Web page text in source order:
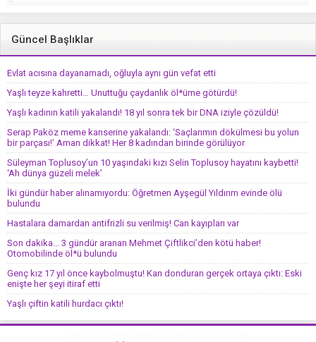
Güncel Başlıklar
Evlat acısına dayanamadı, oğluyla aynı gün vefat etti
Yaşlı teyze kahretti… Unuttuğu çaydanlık öl*üme götürdü!
Yaşlı kadının katili yakalandı! 18 yıl sonra tek bir DNA iziyle çözüldü!
Serap Paköz meme kanserine yakalandı: ‘Saçlarımın dökülmesi bu yolun
bir parçası!’ Aman dikkat! Her 8 kadından birinde görülüyor
Süleyman Toplusoy’un 10 yaşındaki kızı Selin Toplusoy hayatını kaybetti!
‘Ah dünya güzeli melek’
İki gündür haber alınamıyordu: Öğretmen Ayşegül Yıldırım evinde ölü
bulundu
Hastalara damardan antifrizli su verilmiş! Can kayıpları var
Son dakika… 3 gündür aranan Mehmet Çiftlikci’den kötü haber!
Otomobilinde öl*ü bulundu
Genç kız 17 yıl önce kaybolmuştu! Kan donduran gerçek ortaya çıktı: Eski
enişte her şeyi itiraf etti
Yaşlı çiftin katili hurdacı çıktı!